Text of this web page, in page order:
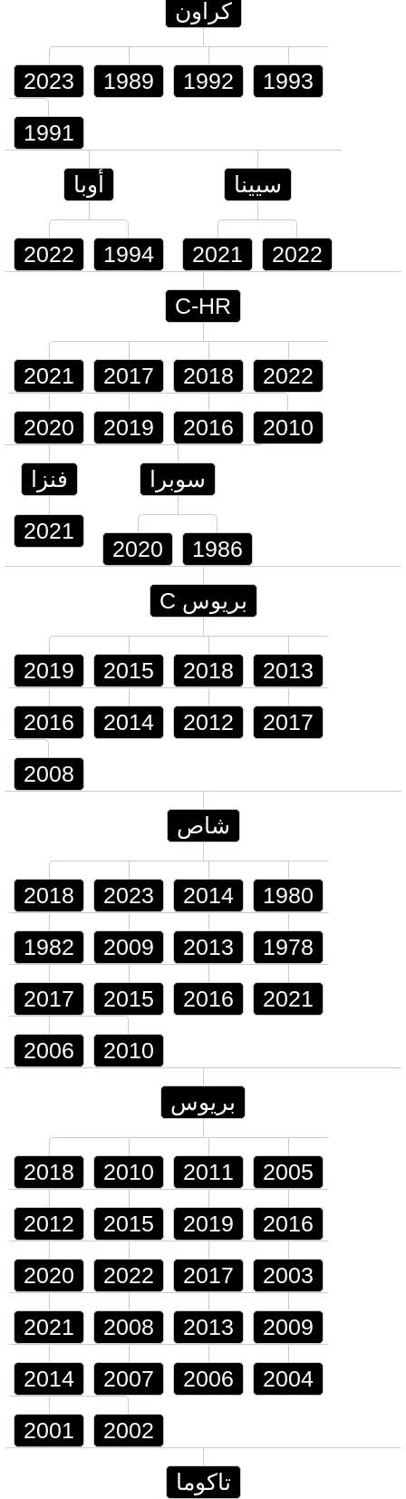
كراون
2023 1989 1992 1993
1991
أوبا
2022 1994
سيينا
2021 2022
C-HR
2021 2017 2018 2022
2020 2019 2016 2010
فنزا
2021
سوبرا
2020 1986
بريوس C
2019 2015 2018 2013
2016 2014 2012 2017
2008
شاص
2018 2023 2014 1980
1982 2009 2013 1978
2017 2015 2016 2021
2006 2010
بريوس
2018 2010 2011 2005
2012 2015 2019 2016
2020 2022 2017 2003
2021 2008 2013 2009
2014 2007 2006 2004
2001 2002
تاكوما